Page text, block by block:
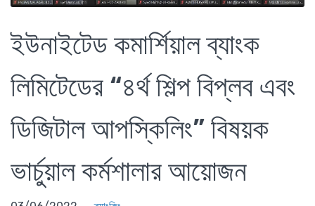
ইউনাইটেড কমার্শিয়াল ব্যাংক
লিমিটেডের “৪র্থ শিল্প বিপ্লব এবং
ডিজিটাল আপস্কিলিং” বিষয়ক
ভার্চুয়াল কর্মশালার আয়োজন